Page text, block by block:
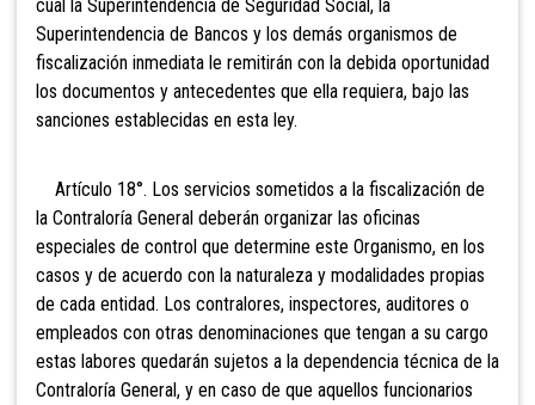
cual la Superintendencia de Seguridad Social, la
Superintendencia de Bancos y los demás organismos de
fiscalización inmediata le remitirán con la debida oportunidad
los documentos y antecedentes que ella requiera, bajo las
sanciones establecidas en esta ley.
Artículo 18°. Los servicios sometidos a la fiscalización de
la Contraloría General deberán organizar las oficinas
especiales de control que determine este Organismo, en los
casos y de acuerdo con la naturaleza y modalidades propias
de cada entidad. Los contralores, inspectores, auditores o
empleados con otras denominaciones que tengan a su cargo
estas labores quedarán sujetos a la dependencia técnica de la
Contraloría General, y en caso de que aquellos funcionarios